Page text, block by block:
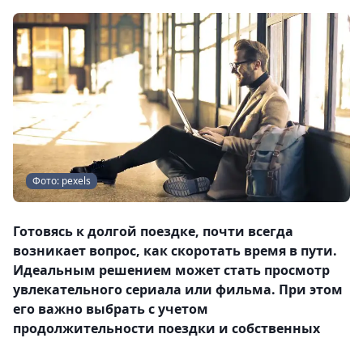
Фото: pexels
Готовясь к долгой поездке, почти всегда
возникает вопрос, как скоротать время в пути.
Идеальным решением может стать просмотр
увлекательного сериала или фильма. При этом
его важно выбрать с учетом
продолжительности поездки и собственных